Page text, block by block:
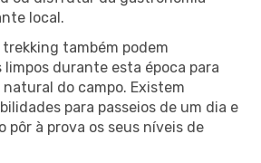
local.
também podem
limpos durante esta época para
do campo. Existem
para passeios de um dia e
pôr à prova os seus níveis de